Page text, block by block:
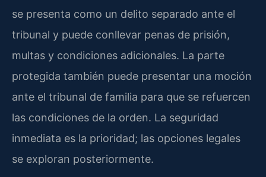
se presenta como un delito separado ante el
tribunal y puede conllevar penas de prisión,
multas y condiciones adicionales. La parte
protegida también puede presentar una moción
ante el tribunal de familia para que se refuercen
las condiciones de la orden. La seguridad
inmediata es la prioridad; las opciones legales
se exploran posteriormente.